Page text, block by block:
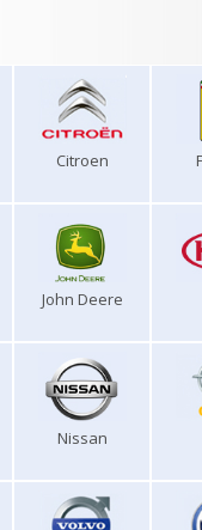
Citroen
John Deere
Nissan